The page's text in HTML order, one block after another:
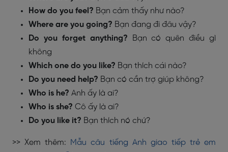
How do you feel? Bạn cảm thấy như nào?
Where are you going? Bạn đang đi đâu vậy?
Do you forget anything? Bạn có quên điều gì
không
Which one do you like? Bạn thích cái nào?
Do you need help? Bạn có cần trợ giúp không?
Who is he? Anh ấy là ai?
Who is she? Cô ấy là ai?
Do you like it? Bạn thích nó chứ?
>> Xem thêm: Mẫu câu tiếng Anh giao tiếp trẻ em